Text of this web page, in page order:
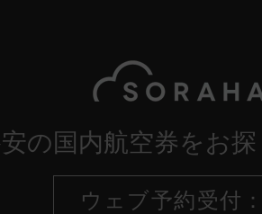
の国内航空券をお
ウェブ予約受付